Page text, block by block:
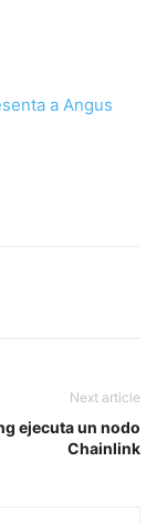
a Angus
Next article
ejecuta un nodo
Chainlink